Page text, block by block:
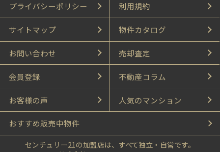
プライバシーポリシー 利用規約
サイトマップ 物件カタログ
お問い合わせ 売却査定
会員登録 不動産コラム
お客様の声 人気のマンション
おすすめ販売中物件
センチュリー21の加盟店は、すべて独立・自営です。